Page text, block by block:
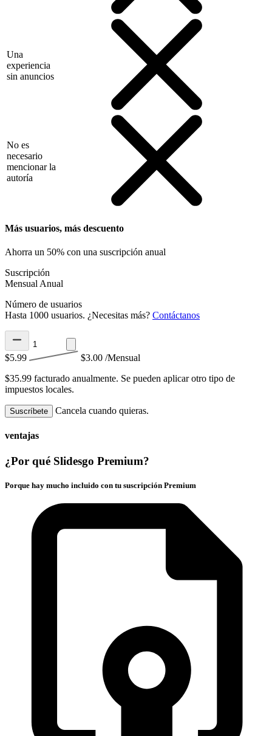
Una
experiencia
sin anuncios
No es
necesario
mencionar la
autoría
Más usuarios, más descuento
Ahorra un 50% con una suscripción anual
Suscripción
Mensual Anual
Número de usuarios
Hasta 1000 usuarios. ¿Necesitas más? Contáctanos
$5.99 $3.00 /Mensual
$35.99 facturado anualmente. Se pueden aplicar otro tipo de
impuestos locales.
Suscríbete Cancela cuando quieras.
ventajas
¿Por qué Slidesgo Premium?
Porque hay mucho incluido con tu suscripción Premium